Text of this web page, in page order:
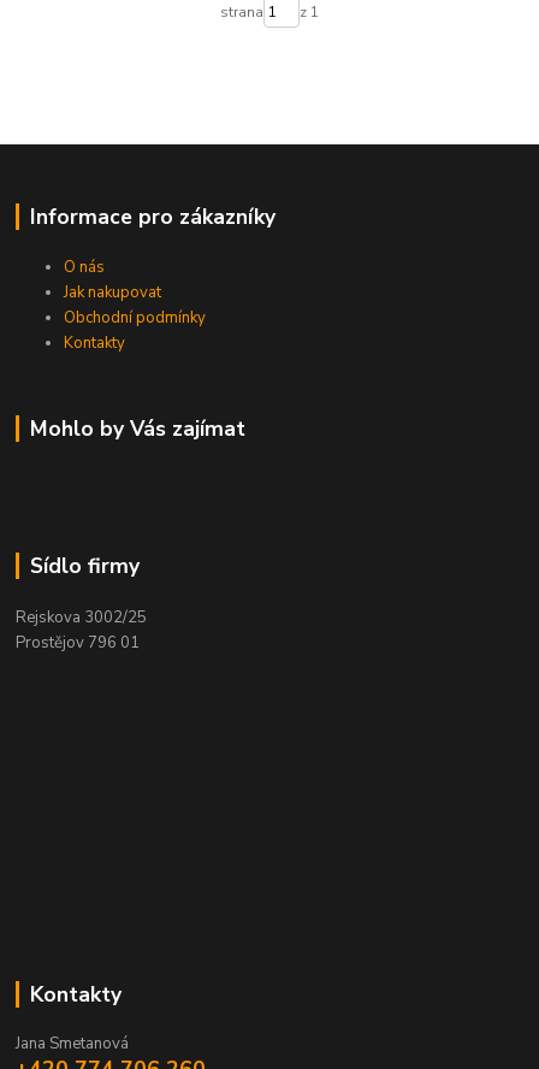
strana z 1
Informace pro zákazníky
O nás
Jak nakupovat
Obchodní podmínky
Kontakty
Mohlo by Vás zajímat
Sídlo firmy
Rejskova 3002/25
Prostějov 796 01
Kontakty
Jana Smetanová